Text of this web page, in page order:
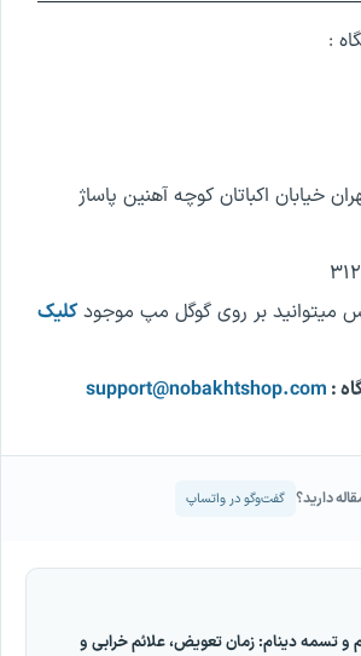
:
خیابان اکباتان کوچه آهنین پاساژ
میتوانید بر روی گوگل مپ موجود کلیک
:
support@nobakhtshop.com
دارید؟ گفت‌وگو در واتساپ
تسمه دینام: زمان تعویض، علائم خرابی و